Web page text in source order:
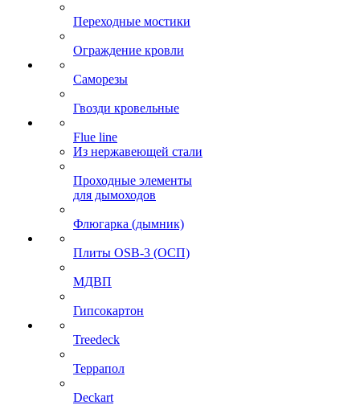
Переходные мостики
Ограждение кровли
Саморезы
Гвозди кровельные
Flue line
Из нержавеющей стали
Проходные элементы
для дымоходов
Флюгарка (дымник)
Плиты OSB-3 (ОСП)
МДВП
Гипсокартон
Treedeck
Террапол
Deckart